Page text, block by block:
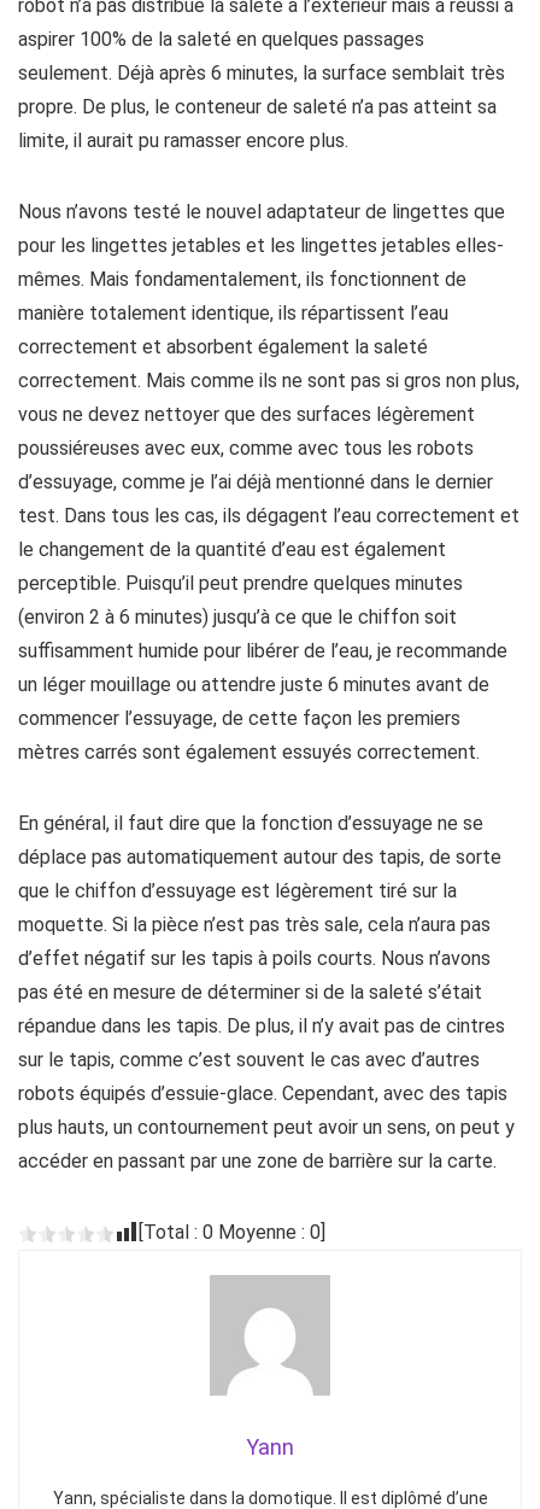
robot n’a pas distribué la saleté à l’extérieur mais a réussi à
aspirer 100% de la saleté en quelques passages
seulement. Déjà après 6 minutes, la surface semblait très
propre. De plus, le conteneur de saleté n’a pas atteint sa
limite, il aurait pu ramasser encore plus.
Nous n’avons testé le nouvel adaptateur de lingettes que
pour les lingettes jetables et les lingettes jetables elles-
mêmes. Mais fondamentalement, ils fonctionnent de
manière totalement identique, ils répartissent l’eau
correctement et absorbent également la saleté
correctement. Mais comme ils ne sont pas si gros non plus,
vous ne devez nettoyer que des surfaces légèrement
poussiéreuses avec eux, comme avec tous les robots
d’essuyage, comme je l’ai déjà mentionné dans le dernier
test. Dans tous les cas, ils dégagent l’eau correctement et
le changement de la quantité d’eau est également
perceptible. Puisqu’il peut prendre quelques minutes
(environ 2 à 6 minutes) jusqu’à ce que le chiffon soit
suffisamment humide pour libérer de l’eau, je recommande
un léger mouillage ou attendre juste 6 minutes avant de
commencer l’essuyage, de cette façon les premiers
mètres carrés sont également essuyés correctement.
En général, il faut dire que la fonction d’essuyage ne se
déplace pas automatiquement autour des tapis, de sorte
que le chiffon d’essuyage est légèrement tiré sur la
moquette. Si la pièce n’est pas très sale, cela n’aura pas
d’effet négatif sur les tapis à poils courts. Nous n’avons
pas été en mesure de déterminer si de la saleté s’était
répandue dans les tapis. De plus, il n’y avait pas de cintres
sur le tapis, comme c’est souvent le cas avec d’autres
robots équipés d’essuie-glace. Cependant, avec des tapis
plus hauts, un contournement peut avoir un sens, on peut y
accéder en passant par une zone de barrière sur la carte.
[Total : 0 Moyenne : 0]
Yann
Yann, spécialiste dans la domotique. Il est diplômé d’une